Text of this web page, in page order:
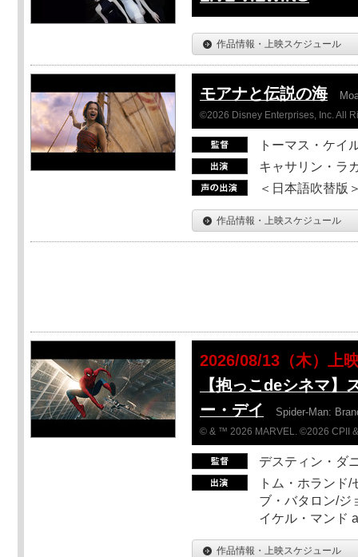
作品情報・上映スケジュール
モアナと伝説の海
©2026 Disney Enterprises, Inc. All
トーマス・ケイ
キャサリン・ラ
＜日本語吹替版
作品情報・上映スケジュール
2026/08/13（木）上
【抱っこdeシネマ】
ー・デイ
Spider-Man:
© & ™ 2026 MARVEL. ©2026 CPII
デスティン・ダ
トム・ホランド
ブ・バタロン/ジ
イケル・マンド
作品情報・上映スケジュール